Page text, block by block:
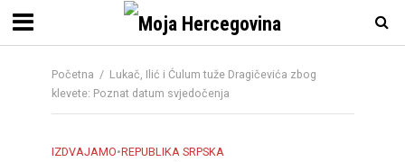
Početna / Lukač, Ilić i Ćulum tuže Dragičevića zbog
klevete: Poznat datum svjedočenja
IZDVAJAMO•REPUBLIKA SRPSKA